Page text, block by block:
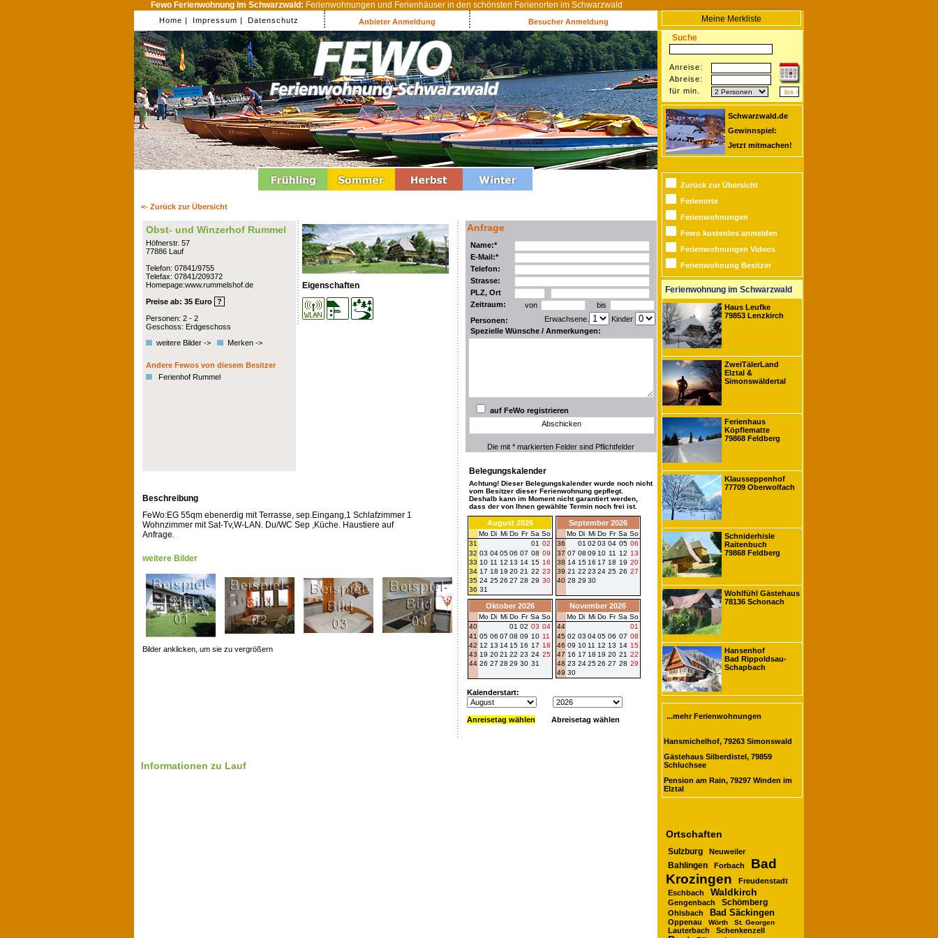
Fewo Ferienwohnung im Schwarzwald: Ferienwohnungen und Ferienhäuser in den schönsten Ferienorten im Schwarzwald
Home | Impressum | Datenschutz Anbieter Anmeldung Besucher Anmeldung
Meine Merkliste
Suche
Anreise:
Abreise:
für min.
Schwarzwald.de
Gewinnspiel:
Jetzt mitmachen!
<- Zurück zur Übersicht
Obst- und Winzerhof Rummel
Höfnerstr. 57
77886 Lauf
Telefon: 07841/9755
Telefax: 07841/209372
Homepage:www.rummelshof.de
Preise ab: 35 Euro ?
Personen: 2 - 2
Geschoss: Erdgeschoss
weitere Bilder ->
Merken ->
Andere Fewos von diesem Besitzer
Ferienhof Rummel
Eigenschaften
Anfrage
Name:*
E-Mail:*
Telefon:
Strasse:
PLZ, Ort
Zeitraum:
von
bis
Personen:
Erwachsene.
Kinder
Spezielle Wünsche / Anmerkungen:
auf FeWo registrieren
Abschicken
Die mit * markierten Felder sind Pflichtfelder
Belegungskalender
Achtung! Dieser Belegungskalender wurde noch nicht
vom Besitzer dieser Ferienwohnung gepflegt.
Deshalb kann im Moment nicht garantiert werden,
dass der von Ihnen gewählte Termin noch frei ist.
August 2026
Mo Di Mi Do Fr Sa So
31
01 02
32 03 04 05 06 07 08 09
33 10 11 12 13 14 15 16
34 17 18 19 20 21 22 23
35 24 25 26 27 28 29 30
36 31
September 2026
Mo Di Mi Do Fr Sa So
36
01 02 03 04 05 06
37 07 08 09 10 11 12 13
38 14 15 16 17 18 19 20
39 21 22 23 24 25 26 27
40 28 29 30
Oktober 2026
Mo Di Mi Do Fr Sa So
40
01 02 03 04
41 05 06 07 08 09 10 11
42 12 13 14 15 16 17 18
43 19 20 21 22 23 24 25
44 26 27 28 29 30 31
November 2026
Mo Di Mi Do Fr Sa So
44
01
45 02 03 04 05 06 07 08
46 09 10 11 12 13 14 15
47 16 17 18 19 20 21 22
48 23 24 25 26 27 28 29
49 30
Kalenderstart:
Anreisetag wählen Abreisetag wählen
Beschreibung
FeWo:EG 55qm ebenerdig mit Terrasse, sep.Eingang,1 Schlafzimmer 1
Wohnzimmer mit Sat-Tv,W-LAN. Du/WC Sep ,Küche. Haustiere auf
Anfrage.
weitere Bilder
Bilder anklicken, um sie zu vergrößern
Informationen zu Lauf
Zurück zur Übersicht
Ferienorte
Ferienwohnungen
Fewo kostenlos anmelden
Ferienwohnungen Videos
Ferienwohnung Besitzer
Ferienwohnung im Schwarzwald
Haus Leufke
79853 Lenzkirch
ZweiTälerLand
Elztal &
Simonswäldertal
Ferienhaus
Köpflematte
79868 Feldberg
Klausseppenhof
77709 Oberwolfach
Schniderhisle
Raitenbuch
79868 Feldberg
Wohlfühl Gästehaus
78136 Schonach
Hansenhof
Bad Rippoldsau-
Schapbach
...mehr Ferienwohnungen
Hansmichelhof, 79263 Simonswald
Gästehaus Silberdistel, 79859
Schluchsee
Pension am Rain, 79297 Winden im
Elztal
Ortschaften
Sulzburg Neuweiler
Bahlingen Forbach
Bad
Krozingen
Freudenstadt
Eschbach
Waldkirch
Gengenbach Schömberg
Ohlsbach Bad Säckingen
Oppenau Wörth St. Georgen
Lauterbach Schenkenzell